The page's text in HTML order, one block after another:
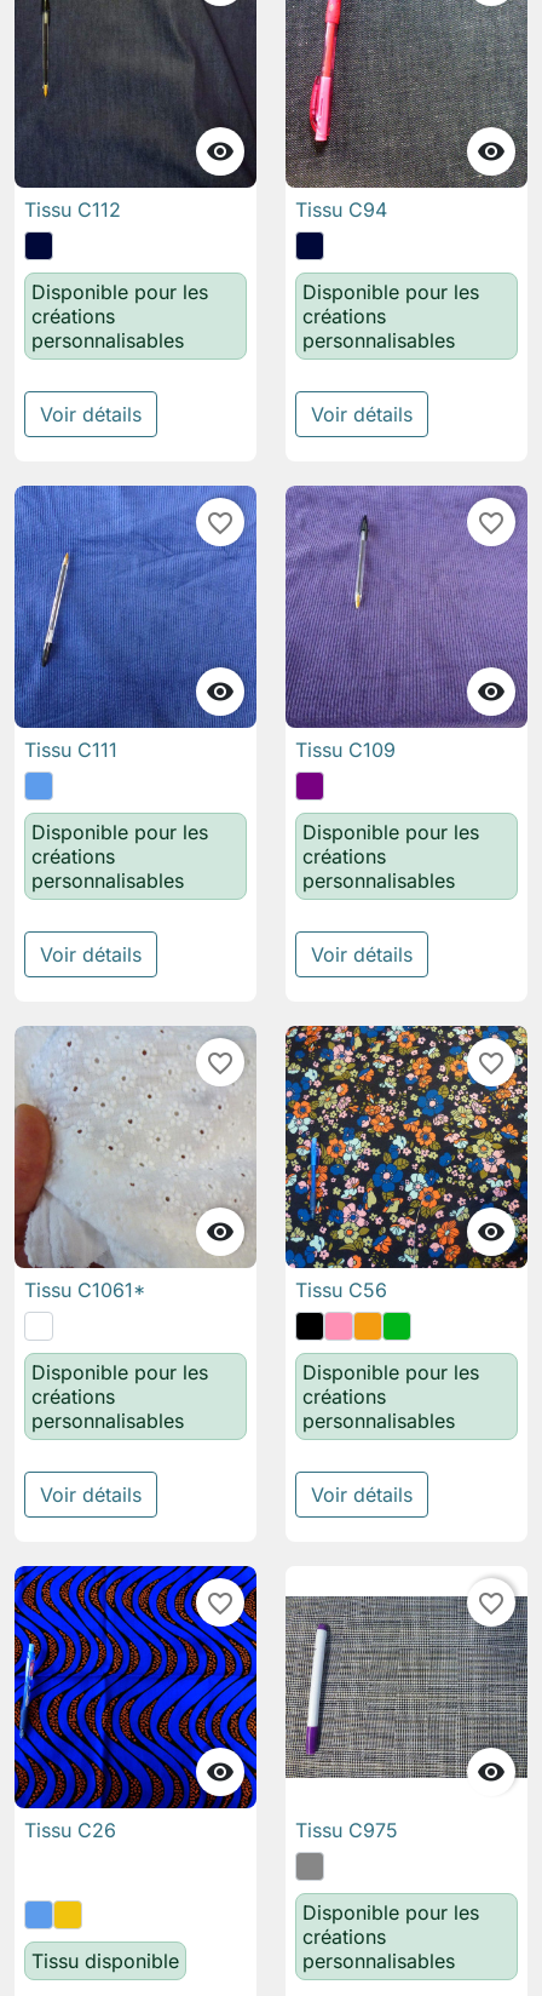

Tissu C112
Disponible pour les
créations
personnalisables
Voir détails

Tissu C94
Disponible pour les
créations
personnalisables
Voir détails

favorite_border
Tissu C111
Disponible pour les
créations
personnalisables
Voir détails

favorite_border
Tissu C109
Disponible pour les
créations
personnalisables
Voir détails

favorite_border
Tissu C1061*
Disponible pour les
créations
personnalisables
Voir détails

favorite_border
Tissu C56
Disponible pour les
créations
personnalisables
Voir détails

favorite_border
Tissu C26
Tissu disponible

favorite_border
Tissu C975
Disponible pour les
créations
personnalisables